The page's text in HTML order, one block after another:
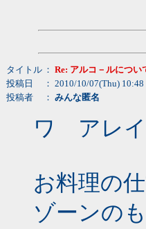
タイトル ： Re: アルコ－ルについ
投稿日
： 2010/10/07(Thu) 10:48
投稿者
： みんな匿名
ワ アレ
お料理の
ゾーンの